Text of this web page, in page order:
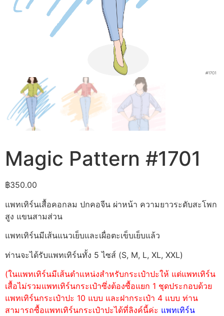
Magic Pattern #1701
฿350.00
แพทเทิร์นเสื้อคอกลม ปกคอจีน ผ่าหน้า ความยาวระดับสะโพก
สูง แขนสามส่วน
แพทเทิร์นมีเส้นแนวเย็บและเผื่อตะเข็บเย็บแล้ว
ท่านจะได้รับแพทเทิร์นทั้ง 5 ไซส์ (S, M, L, XL, XXL)
(ในแพทเทิร์นมีเส้นตำแหน่งสำหรับกระเป๋าปะให้ แต่แพทเทิร์น
เสื้อไม่รวมแพทเทิร์นกระเป๋าซึ่งต้องซื้อแยก 1 ชุดประกอบด้วย
แพทเทิร์นกระเป๋าปะ 10 แบบ และฝากระเป๋า 4 แบบ ท่าน
สามารถซื้อแพทเทิร์นกระเป๋าปะได้ที่ลิงค์นี้ค่ะ แพทเทิร์น